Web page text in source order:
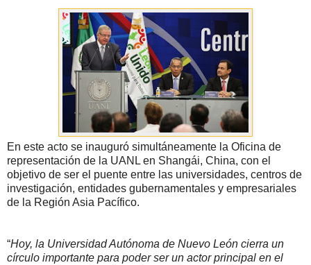
En este acto se inauguró simultáneamente la Oficina de
representación de la UANL en Shangái, China, con el
objetivo de ser el puente entre las universidades, centros de
investigación, entidades gubernamentales y empresariales
de la Región Asia Pacífico.
“Hoy, la Universidad Autónoma de Nuevo León cierra un
círculo importante para poder ser un actor principal en el